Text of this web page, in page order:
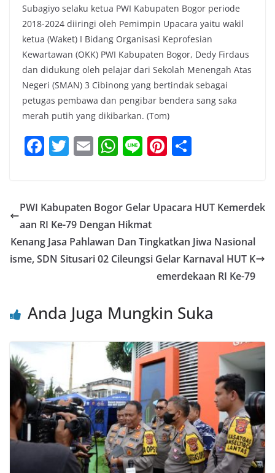
Subagiyo selaku ketua PWI Kabupaten Bogor periode
2018-2024 diiringi oleh Pemimpin Upacara yaitu wakil
ketua (Waket) I Bidang Organisasi Keprofesian
Kewartawan (OKK) PWI Kabupaten Bogor, Dedy Firdaus
dan didukung oleh pelajar dari Sekolah Menengah Atas
Negeri (SMAN) 3 Cibinong yang bertindak sebagai
petugas pembawa dan pengibar bendera sang saka
merah putih yang dikibarkan. (Tom)
F
e
b
o
o
T
er
E
l
W
s
A
p
p
Li Pi
e e
PWI Kabupaten Bogor Gelar Upacara HUT Kemerdek
aan RI Ke-79 Dengan Hikmat
Kenang Jasa Pahlawan Dan Tingkatkan Jiwa Nasional
isme, SDN Situsari 02 Cileungsi Gelar Karnaval HUT K
emerdekaan RI Ke-79
Anda Juga Mungkin Suka